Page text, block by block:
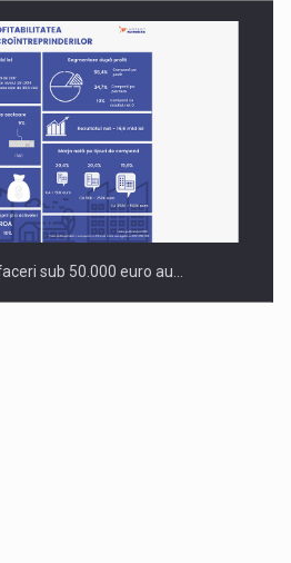
sub 50.000 euro au…